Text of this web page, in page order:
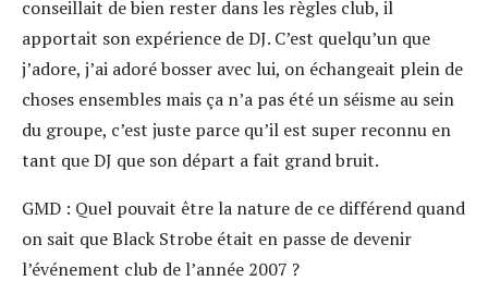
conseillait de bien rester dans les règles club, il
apportait son expérience de DJ. C’est quelqu’un que
j’adore, j’ai adoré bosser avec lui, on échangeait plein de
choses ensembles mais ça n’a pas été un séisme au sein
du groupe, c’est juste parce qu’il est super reconnu en
tant que DJ que son départ a fait grand bruit.
GMD : Quel pouvait être la nature de ce différend quand
on sait que Black Strobe était en passe de devenir
l’événement club de l’année 2007 ?